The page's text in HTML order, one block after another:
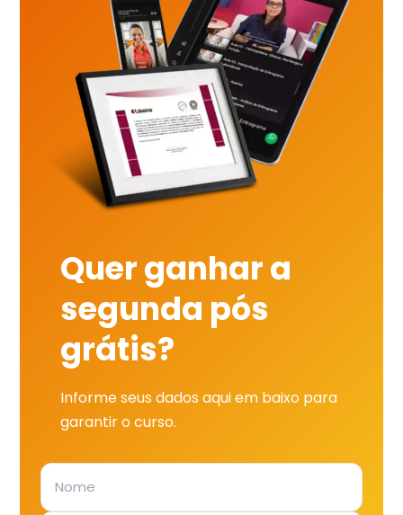
Quer ganhar a
segunda pós
grátis?
Informe seus dados aqui em baixo para
garantir o curso.